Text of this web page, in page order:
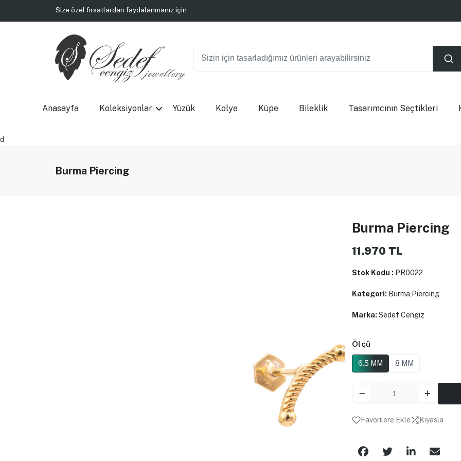
Size özel fırsatlardan faydalanmanız için
Tüm siparişlerde kargo bedava
Anasayfa Koleksiyonlar Yüzük Kolye Küpe Bileklik Tasarımcının Seçtikleri
d
Burma Piercing
Burma Piercing
11.970 TL
Stok Kodu : PR0022
Kategori: Burma,Piercing
Marka: Sedef Cengiz
Ölçü
6.5 MM 8 MM
Favorilere Ekle Kıyasla
Paylaş: